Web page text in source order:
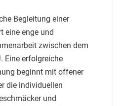
Begleitung einer
eine enge und
zwischen dem
Eine erfolgreiche
beginnt mit offener
die individuellen
und